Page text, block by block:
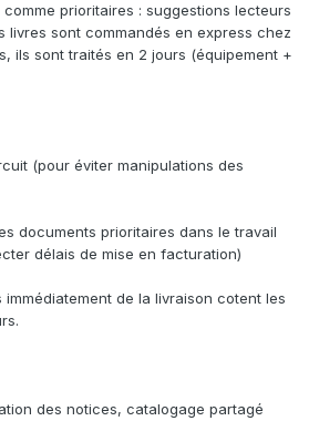
prioritaires : suggestions lecteurs
livres sont commandés en express chez
ils sont traités en 2 jours (équipement +
(pour éviter manipulations des
documents prioritaires dans le travail
délais de mise en facturation)
de la livraison cotent les
des notices, catalogage partagé